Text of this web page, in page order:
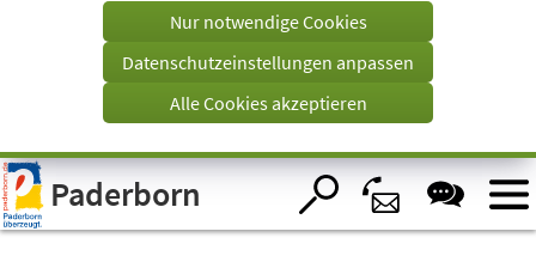
Visuelle
Assistenzsoftware
öffnen.
einem
Tab)
Nur notwendige Cookies
Datenschutzeinstellungen anpassen
Alle Cookies akzeptieren
Paderborn